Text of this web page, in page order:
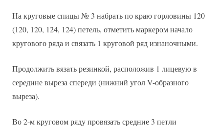
На круговые спицы № 3 набрать по краю горловины 120
(120, 120, 124, 124) петель, отметить маркером начало
кругового ряда и связать 1 круговой ряд изнаночными.
Продолжить вязать резинкой, расположив 1 лицевую в
середине выреза спереди (нижний угол V-образного
выреза).
Во 2-м круговом ряду провязать средние 3 петли